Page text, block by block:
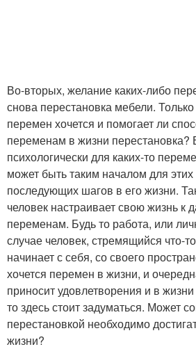
Во-вторых, желание каких-либо
снова перестановка мебели.
перемен хочется и помогает ли
переменам в жизни перестановка?
психологически для каких-то
может быть таким началом для
последующих шагов в его жизни.
человек настраивает свою жизнь к
переменам. Будь то работа, или
случае человек, стремящийся что-
начинает с себя, со своего
хочется перемен в жизни, и
приносит удовлетворения и в
то здесь стоит задуматься. Может
перестановкой необходимо
жизни?